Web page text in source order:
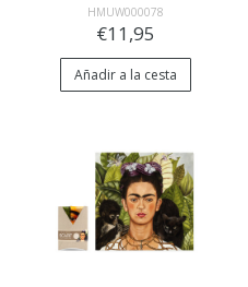
HMUW000078
€11,95
Añadir a la cesta